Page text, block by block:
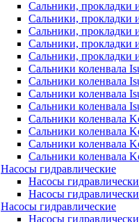
Сальники, прокладки
Сальники, прокладки
Сальники, прокладки
Сальники, прокладки
Сальники, прокладки
Сальники коленвала
Сальники коленвала
Сальники коленвала
Сальники коленвала
Сальники коленвала
Сальники коленвала
Сальники коленвала
Сальники коленвала
Насосы гидравлические
Насосы
Насосы
Насосы гидравлические
Насосы